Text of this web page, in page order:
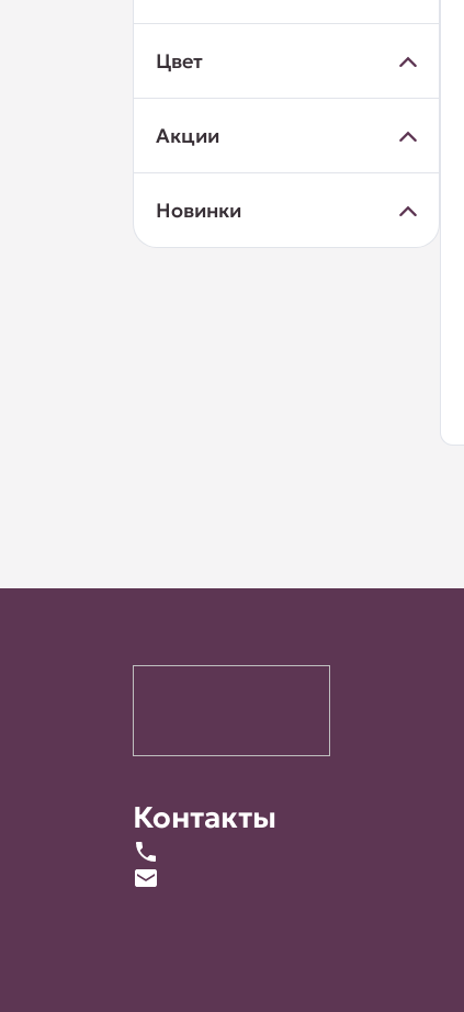
Цвет
Акции
Новинки
Контакты